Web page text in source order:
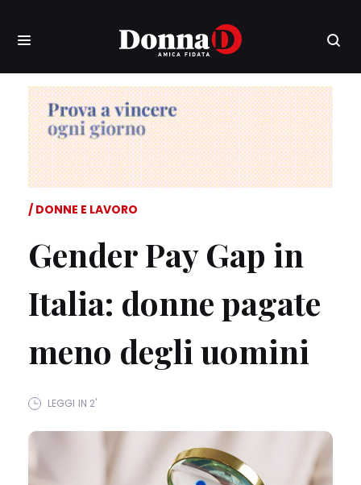
DONNE E LAVORO
Gender Pay Gap in
Italia: donne pagate
meno degli uomini
LEGGI IN 2'